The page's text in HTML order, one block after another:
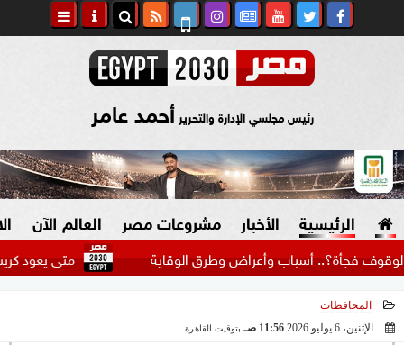
رئيس مجلسي الإدارة والتحرير أحمد عامر
الرئيسية الأخبار
السياسة
مشروعات مصر العالم الآن
متى يعود كريستيانو أسباب وأعراض وطرق الوقاية
المحافظات
الإثنين، 6 يوليو 2026
11:56 صـ بتوقيت القاهرة